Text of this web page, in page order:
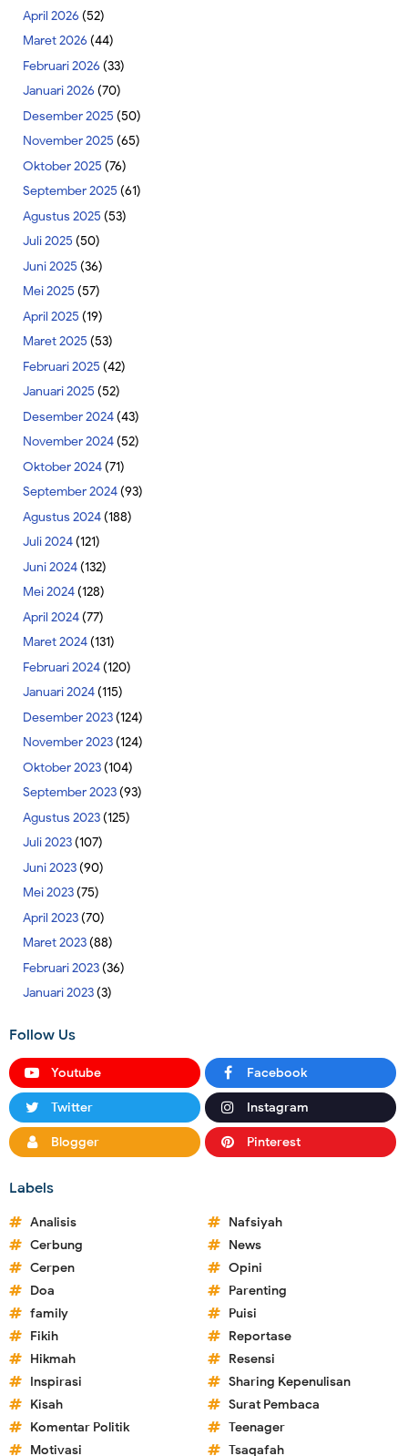
April 2026 (52)
Maret 2026 (44)
Februari 2026 (33)
Januari 2026 (70)
Desember 2025 (50)
November 2025 (65)
Oktober 2025 (76)
September 2025 (61)
Agustus 2025 (53)
Juli 2025 (50)
Juni 2025 (36)
Mei 2025 (57)
April 2025 (19)
Maret 2025 (53)
Februari 2025 (42)
Januari 2025 (52)
Desember 2024(43)
November 2024(52)
Oktober 2024(71)
September 2024(93)
Agustus 2024(188)
Juli 2024(121)
Juni 2024(132)
Mei 2024(128)
April 2024(77)
Maret 2024(131)
Februari 2024(120)
Januari 2024(115)
Desember 2023(124)
November 2023(124)
Oktober 2023(104)
September 2023(93)
Agustus 2023(125)
Juli 2023(107)
Juni 2023(90)
Mei 2023(75)
April 2023(70)
Maret 2023(88)
Februari 2023(36)
Januari 2023(3)
Follow Us
Youtube Facebook
Twitter Instagram
Blogger Pinterest
Labels
Analisis
Cerbung
Cerpen
Doa
family
Fikih
Hikmah
Inspirasi
Kisah
Komentar Politik
Motivasi
Nafsiyah
News
Opini
Parenting
Puisi
Reportase
Resensi
Sharing Kepenulisan
Surat Pembaca
Teenager
Tsaqafah